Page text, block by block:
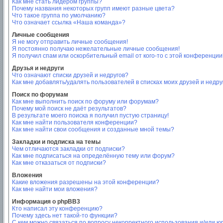
Как мне стать лидером группы?
Почему названия некоторых групп имеют разные цвета?
Что такое группа по умолчанию?
Что означает ссылка «Наша команда»?
Личные сообщения
Я не могу отправить личные сообщения!
Я постоянно получаю нежелательные личные сообщения!
Я получил спам или оскорбительный email от кого-то с этой
Друзья и недруги
Что означают списки друзей и недругов?
Как мне добавлять/удалять пользователей в списках моих друзей и
Поиск по форумам
Как мне выполнить поиск по форуму или форумам?
Почему мой поиск не даёт результатов?
В результате моего поиска я получил пустую страницу!
Как мне найти пользователя конференции?
Как мне найти свои сообщения и созданные мной темы?
Закладки и подписка на темы
Чем отличаются закладки от подписки?
Как мне подписаться на определённую тему или форум?
Как мне отказаться от подписки?
Вложения
Какие вложения разрешены на этой конференции?
Как мне найти мои вложения?
Информация о phpBB3
Кто написал эту конференцию?
Почему здесь нет такой-то функции?